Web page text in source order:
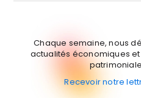
Chaque semaine, nous
actualités économiques
Recevoir notre